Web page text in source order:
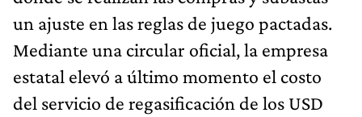
un ajuste en las reglas de juego pactadas.
Mediante una circular oficial, la empresa
estatal elevó a último momento el costo
del servicio de regasificación de los USD